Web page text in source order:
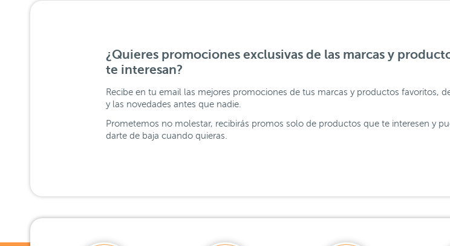
¿Quieres promociones exclusivas de las marcas y
te interesan?
Recibe en tu email las mejores promociones de tus marcas y productos favoritos,
y las novedades antes que nadie.
Prometemos no molestar, recibirás promos solo de productos que te interesen y
darte de baja cuando quieras.